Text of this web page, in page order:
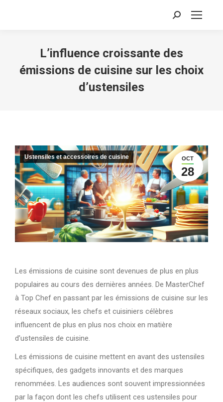
Recherche
L’influence croissante des
émissions de cuisine sur les choix
d’ustensiles
OCT
28
Ustensiles et accessoires de cuisine
Les émissions de cuisine sont devenues de plus en plus
populaires au cours des dernières années. De MasterChef
à Top Chef en passant par les émissions de cuisine sur les
réseaux sociaux, les chefs et cuisiniers célèbres
influencent de plus en plus nos choix en matière
d’ustensiles de cuisine.
Les émissions de cuisine mettent en avant des ustensiles
spécifiques, des gadgets innovants et des marques
renommées. Les audiences sont souvent impressionnées
par la façon dont les chefs utilisent ces ustensiles pour